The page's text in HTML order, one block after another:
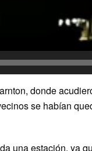
donde
se habían
una estación, ya